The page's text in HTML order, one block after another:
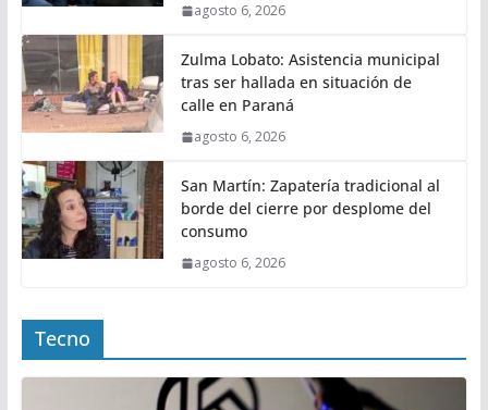
agosto 6, 2026
Zulma Lobato: Asistencia municipal
tras ser hallada en situación de
calle en Paraná
agosto 6, 2026
San Martín: Zapatería tradicional al
borde del cierre por desplome del
consumo
agosto 6, 2026
Tecno